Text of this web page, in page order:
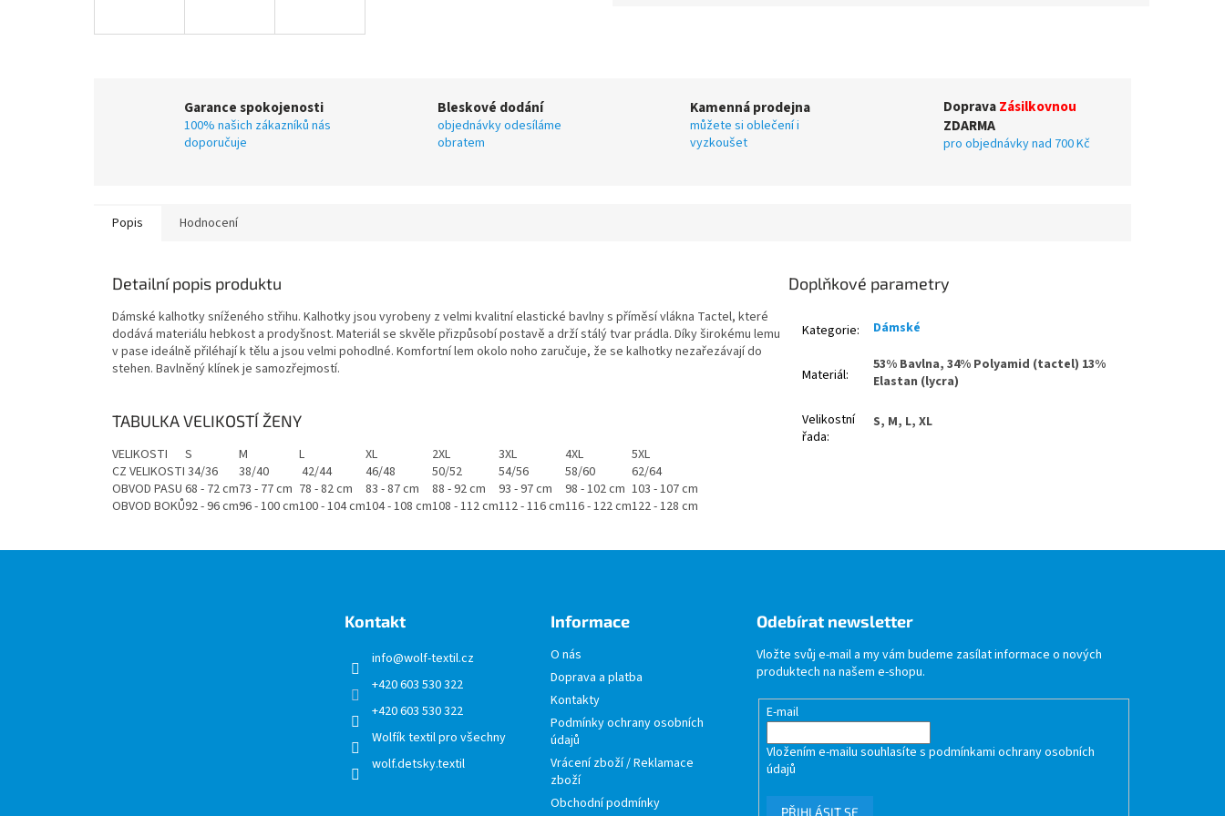
Garance spokojenosti
100% našich zákazníků nás
doporučuje
Bleskové dodání
objednávky odesíláme
obratem
Kamenná prodejna
můžete si oblečení i
vyzkoušet
DopravaZásilkovnou
ZDARMA
pro objednávky nad 700 Kč
Popis Hodnocení
Detailní popis produktu
Dámské kalhotky sníženého střihu. Kalhotky jsou vyrobeny z velmi kvalitní elastické bavlny s příměsí vlákna Tactel, které
dodává materiálu hebkost a prodyšnost. Materiál se skvěle přizpůsobí postavě a drží stálý tvar prádla. Díky širokému lemu
v pase ideálně přiléhají k tělu a jsou velmi pohodlné. Komfortní lem okolo noho zaručuje, že se kalhotky nezařezávají do
stehen. Bavlněný klínek je samozřejmostí.
TABULKA VELIKOSTÍ ŽENY
VELIKOSTI S M L XL 2XL 3XL 4XL
5XL
CZ VELIKOSTI 34/36 38/40 42/44 46/48 50/52 54/56 58/60
62/64
OBVOD PASU 68 - 72 cm73 - 77 cm 78 - 82 cm 83 - 87 cm 88 - 92 cm 93 - 97 cm 98 - 102 cm 103 - 107 cm
OBVOD BOKŮ92 - 96 cm96 - 100 cm100 - 104 cm104 - 108 cm108 - 112 cm112 - 116 cm116 - 122 cm122 - 128 cm
Doplňkové parametry
Kategorie: Dámské
Materiál:
53% Bavlna, 34% Polyamid (tactel) 13%
Elastan (lycra)
Velikostní
řada:
S, M, L, XL
Kontakt
info@wolf-textil.cz
+420 603 530 322
+420 603 530 322
Wolfík textil pro všechny
wolf.detsky.textil
Informace
O nás
Doprava a platba
Kontakty
Podmínky ochrany osobních
údajů
Vrácení zboží / Reklamace
zboží
Obchodní podmínky
Odebírat newsletter
Vložte svůj e-mail a my vám budeme zasílat informace o nových
produktech na našem e-shopu.
E-mail
Vložením e-mailu souhlasíte spodmínkami ochrany osobních
údajů
PŘIHLÁSIT SE